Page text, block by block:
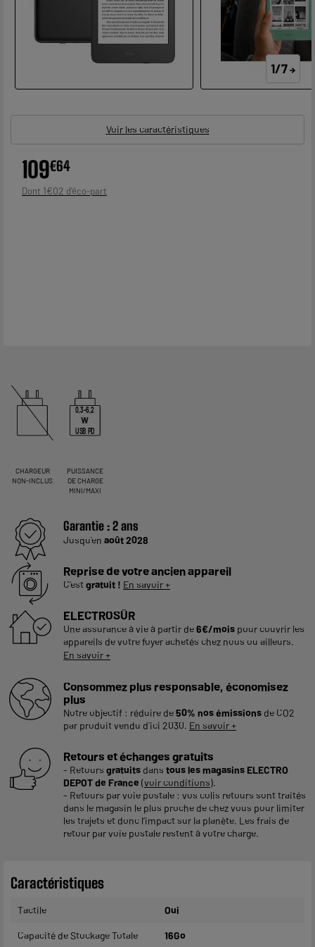
1/7
Voir les caractéristiques
109€64
Dont 1€02
CHARGEUR
NON-INCLUS
0,3-6,2
W
USB PD
PUISSANCE
DE CHARGE
MINI/MAXI
Garantie :2 ans
Jusqu'en août 2028
Reprise de votre ancien appareil
C'estgratuit ! En savoir +
ELECTROSÛR
Une assurance à vie à partir de6€/mois pour couvrir les
appareils de votre foyer achetés chez nous ou ailleurs.
En savoir +
Consommez plus responsable, économisez
plus
Notre objectif : réduire de50% nos émissions de CO2
par produit vendu d'ici 2030. En savoir +
Retours et échanges gratuits
- Retours gratuits dans tous les magasins ELECTRO
DEPOT de France (voir conditions).
- Retours par voie postale : vos colis retours sont traités
dans le magasin le plus proche de chez vous pour limiter
les trajets et donc l’impact sur la planète. Les frais de
retour par voie postale restent à votre charge.
Caractéristiques
Tactile Oui
Capacité de Stockage Totale 16Go